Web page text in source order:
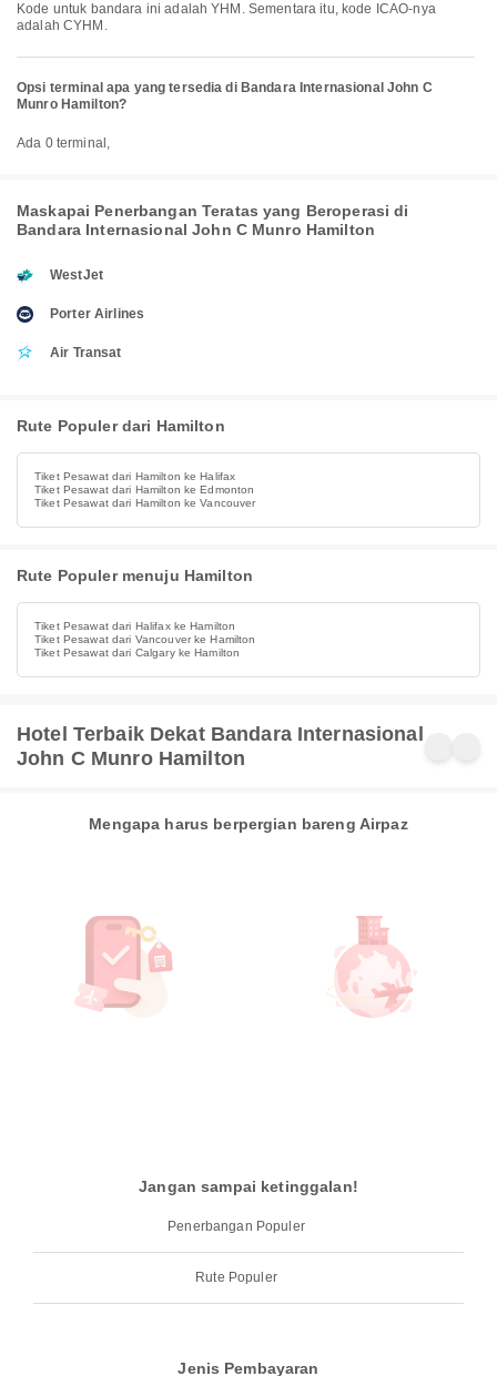
Kode untuk bandara ini adalah YHM. Sementara itu, kode ICAO-nya
adalah CYHM.
Opsi terminal apa yang tersedia di Bandara Internasional John C
Munro Hamilton?
Ada 0 terminal,
Maskapai Penerbangan Teratas yang Beroperasi di
Bandara Internasional John C Munro Hamilton
WestJet
Porter Airlines
Air Transat
Rute Populer dari Hamilton
Tiket Pesawat dari Hamilton ke Halifax
Tiket Pesawat dari Hamilton ke Edmonton
Tiket Pesawat dari Hamilton ke Vancouver
Rute Populer menuju Hamilton
Tiket Pesawat dari Halifax ke Hamilton
Tiket Pesawat dari Vancouver ke Hamilton
Tiket Pesawat dari Calgary ke Hamilton
Hotel Terbaik Dekat Bandara Internasional
John C Munro Hamilton
Mengapa harus berpergian bareng Airpaz
Jangan sampai ketinggalan!
Penerbangan Populer
Rute Populer
Jenis Pembayaran